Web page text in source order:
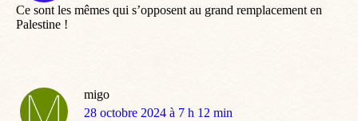
Ce sont les mêmes qui s’opposent au grand remplacement en
Palestine !
migo
dit
28 octobre 2024 à 7 h 12 min